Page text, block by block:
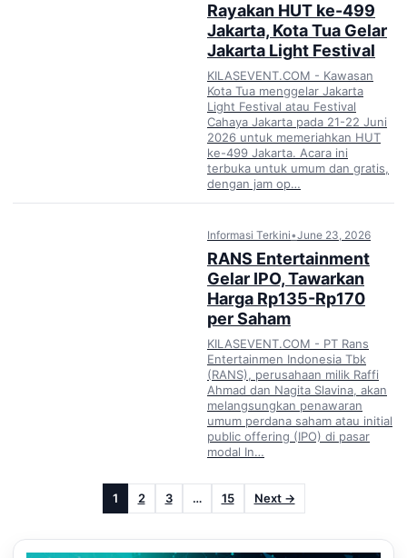
Rayakan HUT ke-499
Jakarta, Kota Tua Gelar
Jakarta Light Festival
KILASEVENT.COM - Kawasan
Kota Tua menggelar Jakarta
Light Festival atau Festival
Cahaya Jakarta pada 21-22 Juni
2026 untuk memeriahkan HUT
ke-499 Jakarta. Acara ini
terbuka untuk umum dan gratis,
dengan jam op…
Informasi Terkini•June 23, 2026
RANS Entertainment
Gelar IPO, Tawarkan
Harga Rp135-Rp170
per Saham
KILASEVENT.COM - PT Rans
Entertainmen Indonesia Tbk
(RANS), perusahaan milik Raffi
Ahmad dan Nagita Slavina, akan
melangsungkan penawaran
umum perdana saham atau initial
public offering (IPO) di pasar
modal In…
1 2 3 … 15 Next →